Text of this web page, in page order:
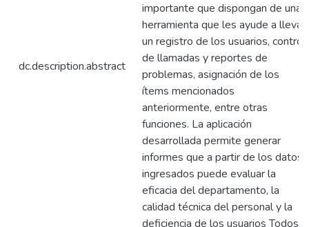
dc.description.abstract
importante que dispongan de una
herramienta que les ayude a llevar
un registro de los usuarios, control
de llamadas y reportes de
problemas, asignación de los
ítems mencionados
anteriormente, entre otras
funciones. La aplicación
desarrollada permite generar
informes que a partir de los datos
ingresados puede evaluar la
eficacia del departamento, la
calidad técnica del personal y la
deficiencia de los usuarios Todos